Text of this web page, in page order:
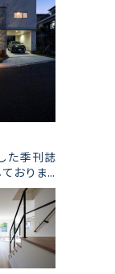
た季刊誌
おりま...